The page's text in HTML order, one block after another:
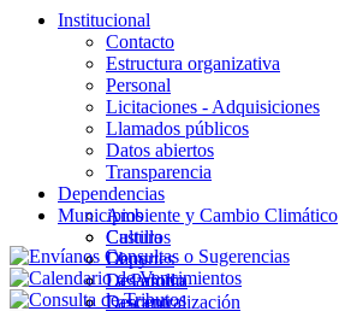
Institucional
Contacto
Estructura organizativa
Personal
Licitaciones - Adquisiciones
Llamados públicos
Datos abiertos
Transparencia
Dependencias
Ambiente y Cambio Climático
Cultura
Deportes
Desarrollo
Descentralización
Municipios
Castillos
Chuy
La Paloma
Lascano